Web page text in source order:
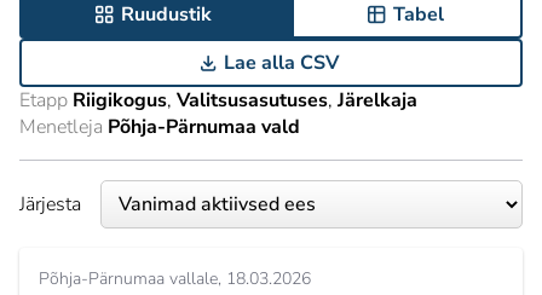
Ruudustik
Tabel
Lae alla CSV
Etapp Riigikogus Valitsusasutuses Järelkaja
Menetleja Põhja-Pärnumaa vald
Järjesta
Põhja-Pärnumaa vallale 18.03.2026